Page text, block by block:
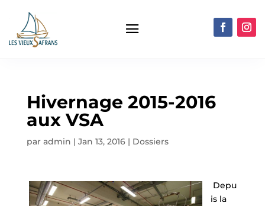
Hivernage 2015-2016
aux VSA
par admin | Jan 13, 2016| Dossiers
Depu
is la